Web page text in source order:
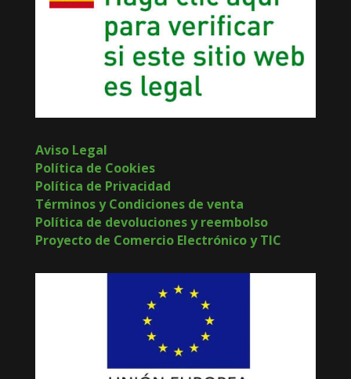
Aviso Legal
Política de Cookies
Política de Privacidad
Términos y Condiciones de venta
Política de devoluciones y reembolso
Proyecto de Comercio Electrónico y TIC